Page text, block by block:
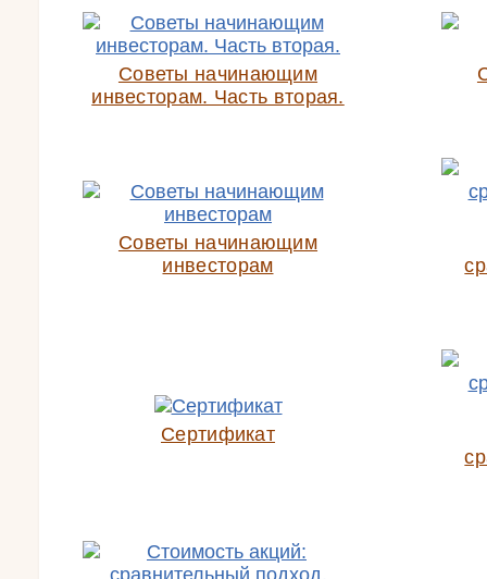
Советы начинающим
инвесторам. Часть вторая.
Советы начинающим
инвесторам
Сертификат